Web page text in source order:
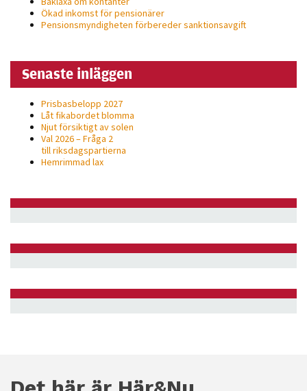
Ökad inkomst för pensionärer
Pensionsmyndigheten förbereder sanktionsavgift
Senaste inläggen
Prisbasbelopp 2027
Låt fikabordet blomma
Njut försiktigt av solen
Val 2026 – Fråga 2
till riksdagspartierna
Hemrimmad lax